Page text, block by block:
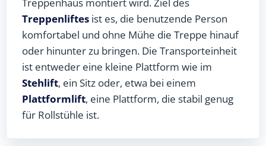
Treppenliftes ist es, die benutzende Person
komfortabel und ohne Mühe die Treppe hinauf
oder hinunter zu bringen. Die Transporteinheit
ist entweder eine kleine Plattform wie im
Stehlift, ein Sitz oder, etwa bei einem
Plattformlift, eine Plattform, die stabil genug
für Rollstühle ist.